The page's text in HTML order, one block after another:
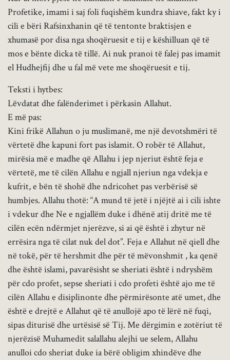
Profetike, imami i saj foli fuqishëm kundra shiave, fakt ky i
cili e bëri Rafsinxhanin që të tentonte braktisjen e
xhumasë por disa nga shoqëruesit e tij e këshilluan që të
mos e bënte dicka të tillë. Ai nuk pranoi të falej pas imamit
el Hudhejfij dhe u fal më vete me shoqëruesit e tij.
Teksti i hytbes:
Lëvdatat dhe falënderimet i përkasin Allahut.
E më pas:
Kini frikë Allahun o ju muslimanë, me një devotshmëri të
vërtetë dhe kapuni fort pas islamit. O robër të Allahut,
mirësia më e madhe që Allahu i jep njeriut është feja e
vërtetë, me të cilën Allahu e ngjall njeriun nga vdekja e
kufrit, e bën të shohë dhe ndricohet pas verbërisë së
humbjes. Allahu thotë: “A mund të jetë i njëjtë ai i cili ishte
i vdekur dhe Ne e ngjallëm duke i dhënë atij dritë me të
cilën ecën ndërmjet njerëzve, si ai që është i zhytur në
errësira nga të cilat nuk del dot”. Feja e Allahut në qiell dhe
në tokë, për të hershmit dhe për të mëvonshmit , ka qenë
dhe është islami, pavarësisht se sheriati është i ndryshëm
për cdo profet, sepse sheriati i cdo profeti është ajo me të
cilën Allahu e disiplinonte dhe përmirësonte atë umet, dhe
është e drejtë e Allahut që të anullojë apo të lërë në fuqi,
sipas diturisë dhe urtësisë së Tij. Me dërgimin e zotëriut të
njerëzisë Muhamedit salallahu alejhi ue selem, Allahu
anulloi cdo sheriat duke ia bërë obligim xhindëve dhe